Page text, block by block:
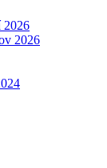
2026
2026